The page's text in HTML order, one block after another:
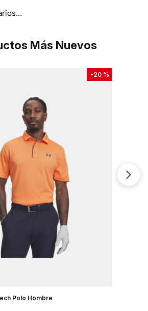
Más Nuevos
-20 %
Polo Hombre